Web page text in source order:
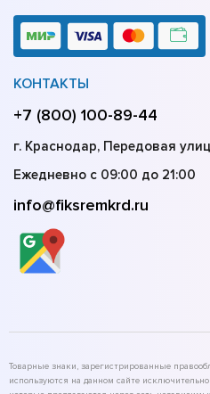
КОНТАКТЫ
+7 (800) 100-89-44
г. Краснодар, Передовая
Ежедневно с 09:00 до 21:00
info@fiksremkrd.ru
Товарные знаки, зарегистрированные
используются на данном сайте